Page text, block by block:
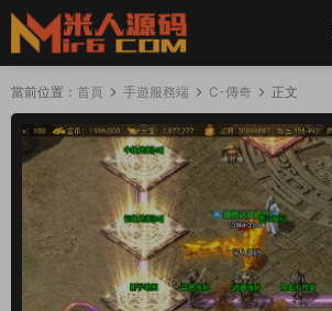
當前位置： 首頁 手遊服務端 C-傳奇 正文